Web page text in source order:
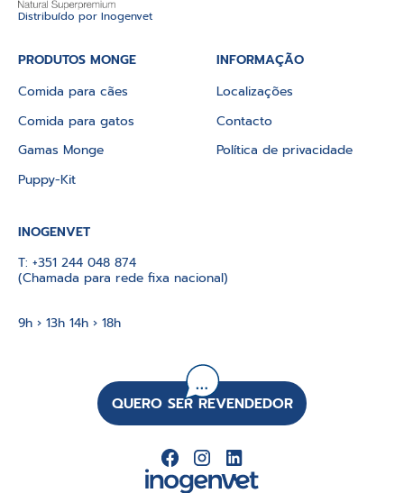
Distribuído por Inogenvet
PRODUTOS MONGE
Comida para cães
Comida para gatos
Gamas Monge
Puppy-Kit
INFORMAÇÃO
Localizações
Contacto
Política de privacidade
INOGENVET
T: +351 244 048 874
(Chamada para rede fixa nacional)
9h › 13h 14h › 18h
QUERO SER REVENDEDOR